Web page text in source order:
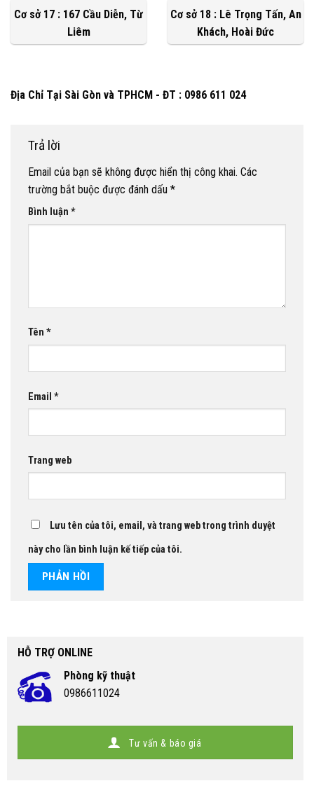
Cơ sở 17 : 167 Cầu Diễn, Từ
Liêm
Cơ sở 18 : Lê Trọng Tấn, An
Khách, Hoài Đức
Địa Chỉ Tại Sài Gòn và TPHCM - ĐT : 0986 611 024
Trả lời
Email của bạn sẽ không được hiển thị công khai. Các
trường bắt buộc được đánh dấu *
Bình luận *
Tên *
Email *
Trang web
Lưu tên của tôi, email, và trang web trong trình duyệt
này cho lần bình luận kế tiếp của tôi.
HỖ TRỢ ONLINE
Phòng kỹ thuật
0986611024
Tư vấn & báo giá